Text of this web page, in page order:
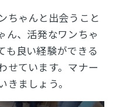
ちゃんと出会うこと
ん、活発なワンちゃ
も良い経験ができる
せています。マナー
ましょう。